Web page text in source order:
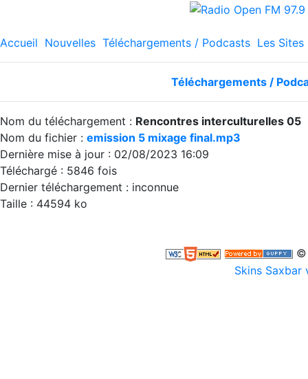
Accueil Nouvelles Téléchargements / Podcasts Les
Téléchargements /
Nom du téléchargement : Rencontres interculturelles 05
Nom du fichier : emission 5 mixage final.mp3
Dernière mise à jour : 02/08/2023 16:09
Téléchargé : 5846 fois
Dernier téléchargement : inconnue
Taille : 44594 ko
©
Skins Saxbar